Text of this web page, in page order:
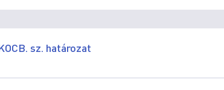
sz. határozat